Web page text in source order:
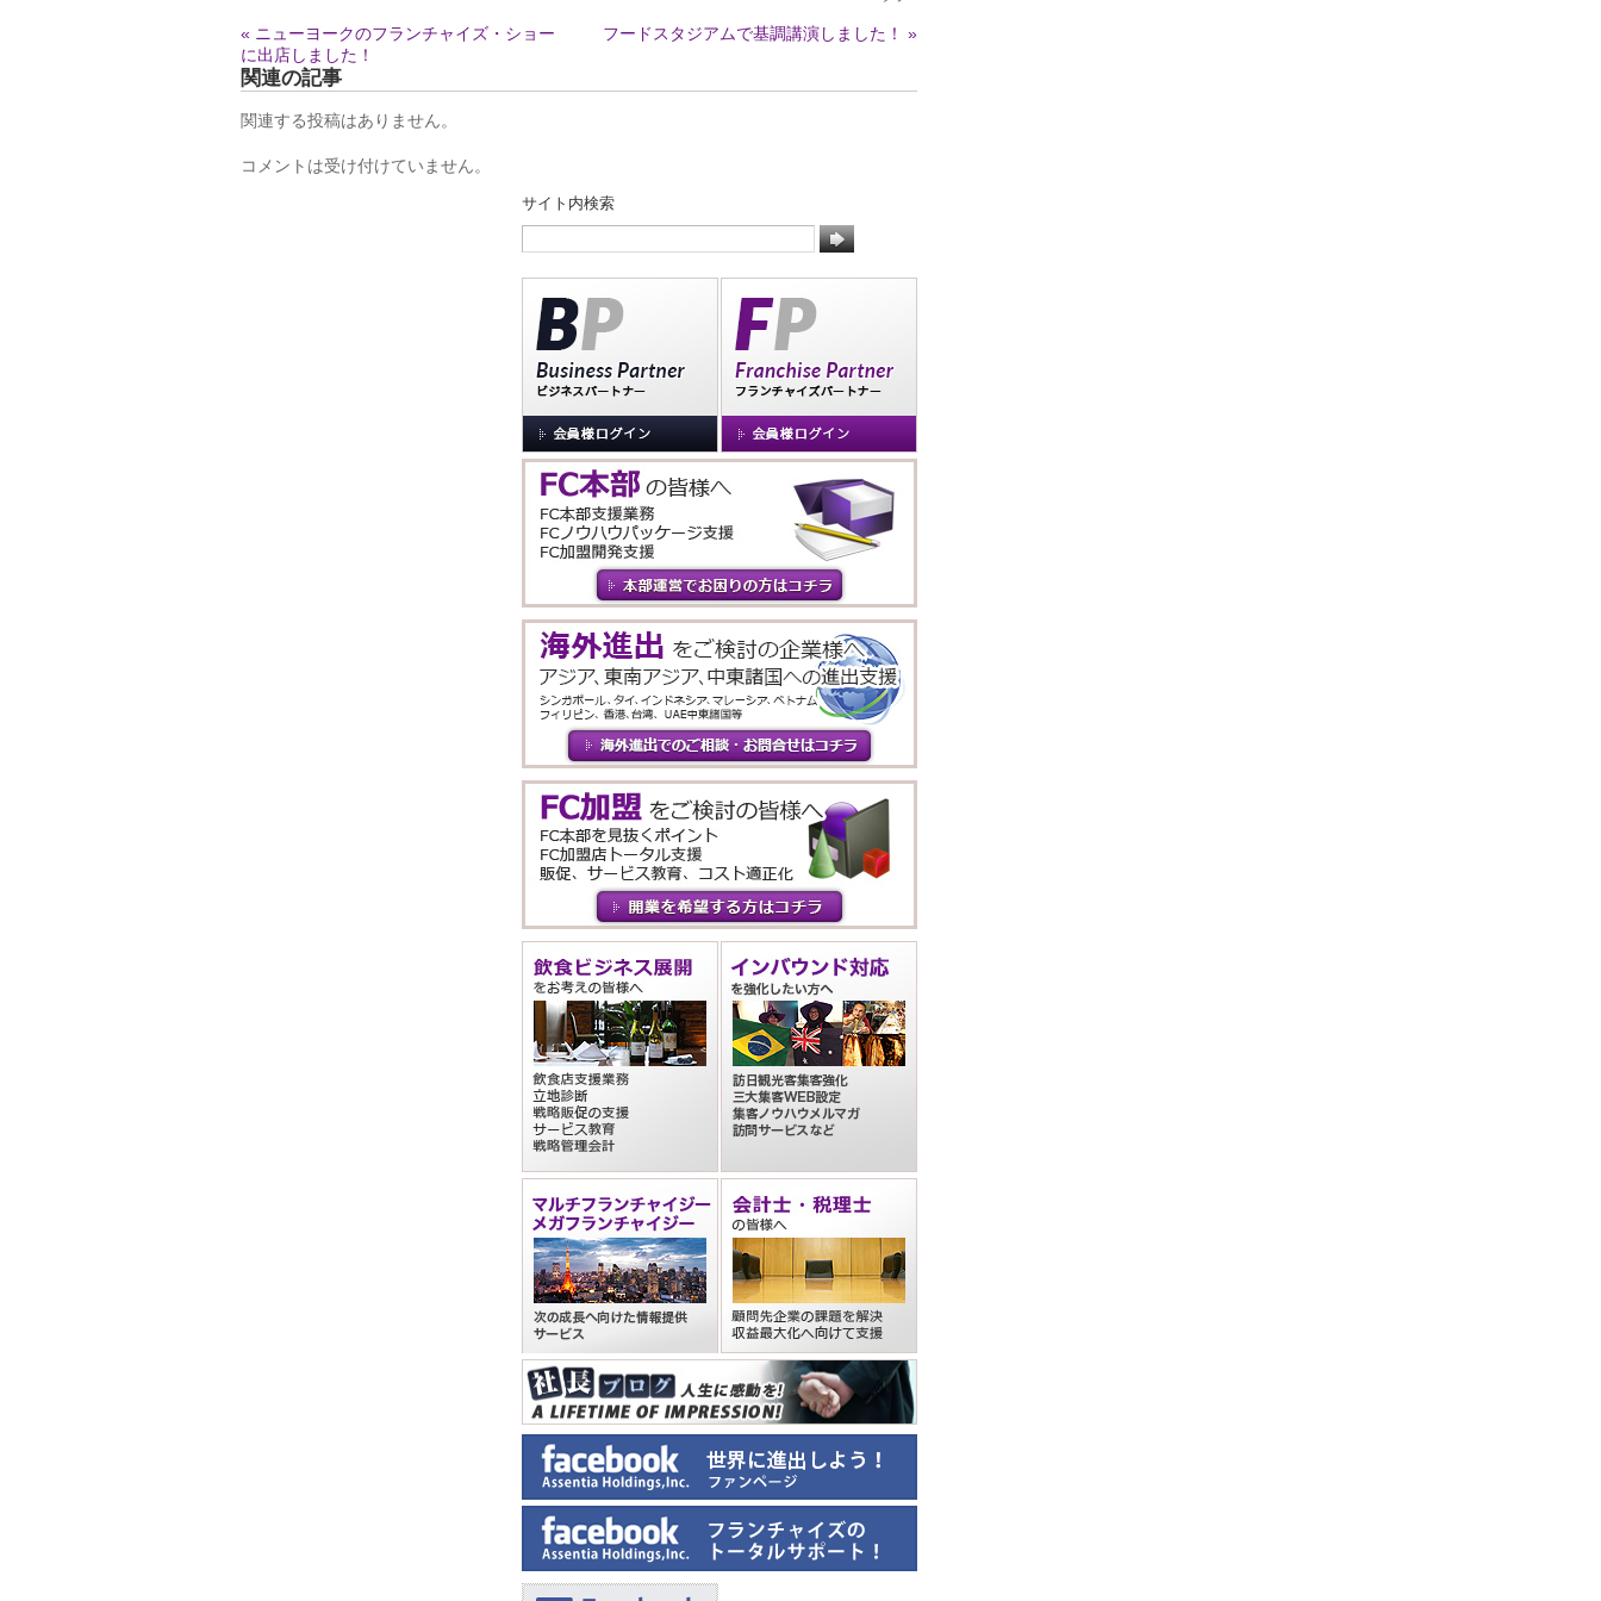
« ニューヨークのフランチャイズ・ショー
に出店しました！
フードスタジアムで基調講演しました！ »
関連の記事
関連する投稿はありません。
コメントは受け付けていません。
サイト内検索